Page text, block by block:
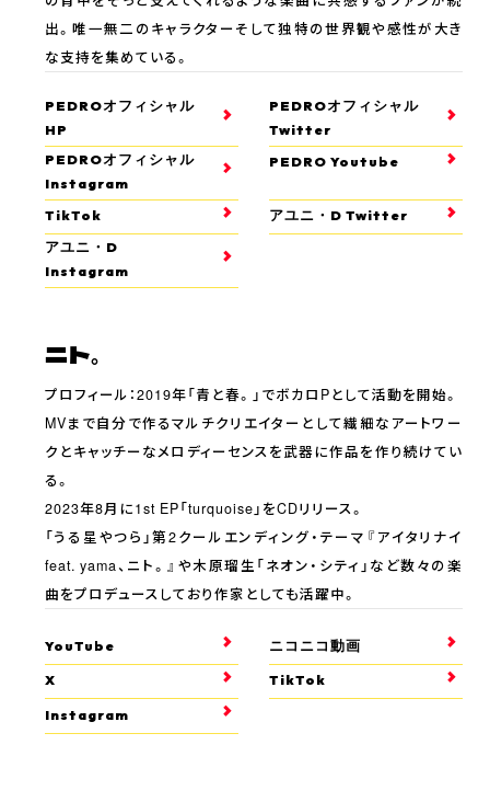
出。唯一無二のキャラクターそして独特の世界観や感性が大き
な支持を集めている。
PEDROオフィシャル
HP
PEDROオフィシャル
Twitter
PEDROオフィシャル
Instagram
PEDRO Youtube
TikTok
アユニ・D Twitter
アユニ・D
Instagram
ニト。
プロフィール：2019年「青と春。」でボカロPとして活動を開始。
MVまで自分で作るマルチクリエイターとして繊細なアートワー
クとキャッチーなメロディーセンスを武器に作品を作り続けてい
る。
2023年8月に1st EP「turquoise」をCDリリース。
「うる星やつら」第2クールエンディング・テーマ『アイタリナイ
feat. yama、ニト。』や木原瑠生「ネオン・シティ」など数々の楽
曲をプロデュースしており作家としても活躍中。
YouTube
ニコニコ動画
X
TikTok
Instagram